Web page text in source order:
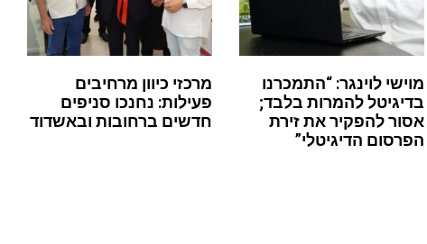
מוישי לוינגר: “התמכרנו
בדיגיטל להמרות בלבד;
אסור להפקיר את זירת
הפרסום הדיגיטלי”
מרכזי כיוון מרחיבים
פעילות: נחנכו סניפים
חדשים ברחובות ובאשדוד